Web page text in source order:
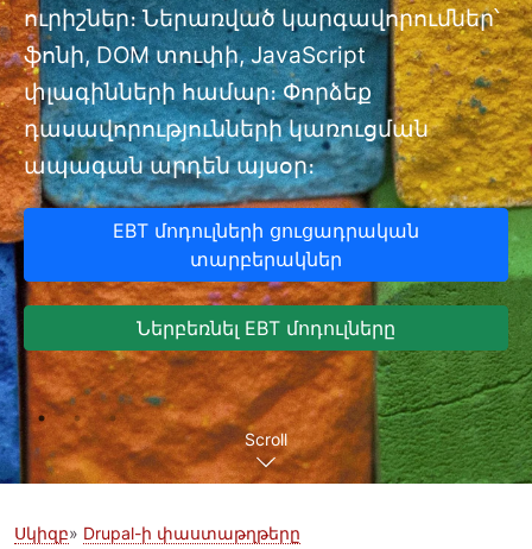
ուրիշներ։ Ներառված կարգավորումներ՝
ֆոնի, DOM տուփի, JavaScript
փլագինների համար։ Փորձեք
դասավորությունների կառուցման
ապագան արդեն այսօր։
EBT մոդուլների ցուցադրական
տարբերակներ
Ներբեռնել EBT մոդուլները
Scroll
Սկիզբ
Drupal-ի փաստաթղթերը